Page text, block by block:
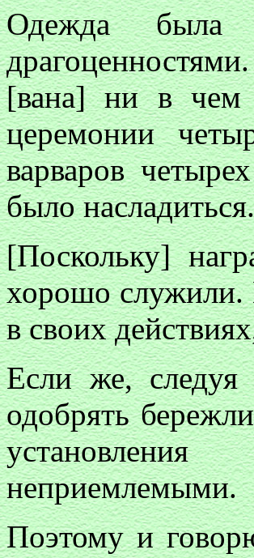
Одежда была
[вана] ни в чем
церемонии
варваров
было насладиться.
[Поскольку]
хорошо служили.
в своих
Если же,
одобрять
неприемлемыми.
Поэтому и